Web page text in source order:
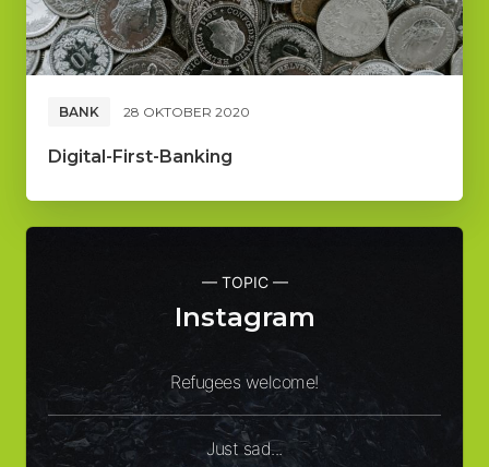
BANK 28 OKTOBER 2020
Digital-First-Banking
— TOPIC —
Instagram
Refugees welcome!
Just sad...